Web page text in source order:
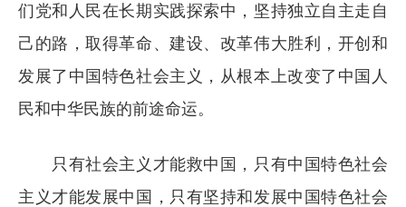
们党和人民在长期实践探索中，坚持独立自主走自
己的路，取得革命、建设、改革伟大胜利，开创和
发展了中国特色社会主义，从根本上改变了中国人
民和中华民族的前途命运。
只有社会主义才能救中国，只有中国特色社会
主义才能发展中国，只有坚持和发展中国特色社会